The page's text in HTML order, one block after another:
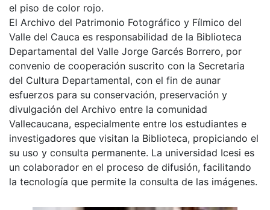
el piso de color rojo.
El Archivo del Patrimonio Fotográfico y Fílmico del
Valle del Cauca es responsabilidad de la Biblioteca
Departamental del Valle Jorge Garcés Borrero, por
convenio de cooperación suscrito con la Secretaria
del Cultura Departamental, con el fin de aunar
esfuerzos para su conservación, preservación y
divulgación del Archivo entre la comunidad
Vallecaucana, especialmente entre los estudiantes e
investigadores que visitan la Biblioteca, propiciando el
su uso y consulta permanente. La universidad Icesi es
un colaborador en el proceso de difusión, facilitando
la tecnología que permite la consulta de las imágenes.